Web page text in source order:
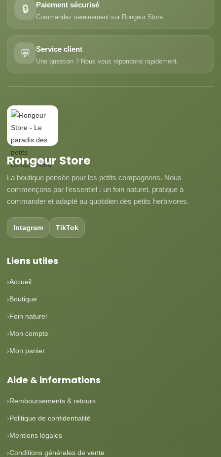
🔒 Paiement sécurisé
Commandez sereinement sur Rongeur Store.
💬 Service client
Une question ? Nous vous répondons rapidement.
Rongeur Store
La boutique pensée pour les petits compagnons. Nous
commençons par l’essentiel : un foin naturel, pratique à
commander et adapté au quotidien des petits herbivores.
Intagram TikTok
Liens utiles
Accueil
Boutique
Foin naturel
Mon compte
Mon panier
Aide & informations
Remboursements & retours
Politique de confidentialité
Mentions légales
Conditions générales de vente